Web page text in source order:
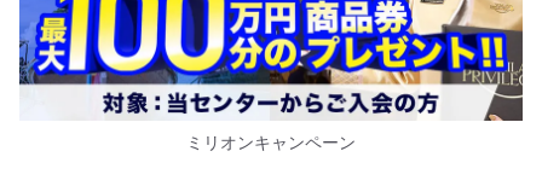
ミリオンキャンペーン